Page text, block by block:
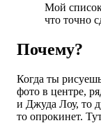
Мой
что точно
Почему?
Когда ты
фото в центре,
и Джуда Лоу, то
то опрокинет.